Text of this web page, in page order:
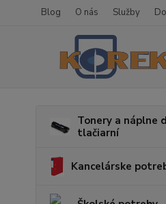
Blog O nás Služby
Tonery a náplne
tlačiarní
Kancelárske